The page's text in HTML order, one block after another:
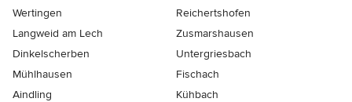
Wertingen
Reichertshofen
Langweid am Lech
Zusmarshausen
Dinkelscherben
Untergriesbach
Mühlhausen
Fischach
Aindling
Kühbach